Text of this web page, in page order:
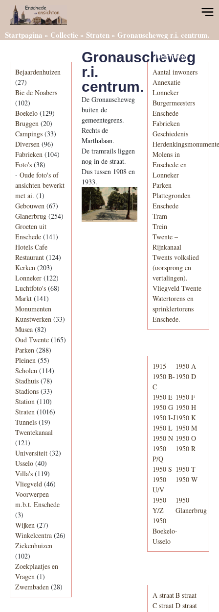
Startpagina » Collectie » Straten» Gronauscheweg r.i. centrum.
Bejaardenhuizen
(27)
Bie de Noabers
(102)
Boekelo (129)
Bruggen (20)
Campings (33)
Diversen (96)
Fabrieken (104)
Foto's (38)
- Oude foto's of
ansichten bewerkt
met ai. (1)
Gebouwen (67)
Glanerbrug (254)
Groeten uit
Enschede (141)
Hotels Cafe
Restaurant (124)
Kerken (203)
Lonneker (122)
Luchtfoto's (68)
Markt (141)
Monumenten
Kunstwerken (33)
Musea (82)
Oud Twente (165)
Parken (288)
Pleinen (55)
Scholen (114)
Stadhuis (78)
Stadions (33)
Station (110)
Straten (1016)
Tunnels (19)
Twentekanaal
(121)
Universiteit (32)
Usselo (40)
Villa's (119)
Vliegveld (46)
Voorwerpen
m.b.t. Enschede
(3)
Wijken (27)
Winkelcentra (26)
Ziekenhuizen
(102)
Zoekplaatjes en
Vragen (1)
Zwembaden (28)
Gronauscheweg
r.i.
centrum.
De Gronauscheweg
buiten de
gemeentegrens.
Rechts de
Marthalaan.
De tramrails liggen
nog in de straat.
Dus tussen 1908 en
1933.
Informatie
Aantal inwoners
Annexatie
Lonneker
Burgermeesters
Enschede
Fabrieken
Geschiedenis
Molens in
Enschede en
Lonneker
Parken
Plattegronden
Enschede
Tram
Trein
Twente –
Rijnkanaal
Twents volkslied
(oorsprong en
vertalingen).
Vliegveld Twente
Watertorens en
sprinklertorens
Enschede.
1915
1950 A
1950 B-
C
1950 D
1950 E 1950 F
1950 G 1950 H
1950 I-J1950 K
1950 L 1950 M
1950 N 1950 O
1950
P/Q
1950 R
1950 S 1950 T
1950
U/V
1950 W
1950
Y/Z
1950
Glanerbrug
1950
Boekelo-
Usselo
A straatB straat
C straat D straat